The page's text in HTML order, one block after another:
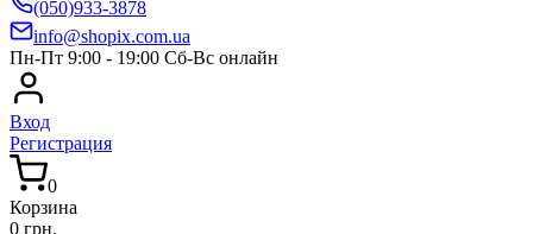
(050)933-3878
info@shopix.com.ua
Пн-Пт 9:00 - 19:00 Сб-Вс онлайн
Вход
Регистрация
0
Корзина
0 грн.